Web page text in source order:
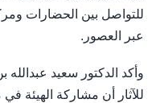
للتواصل بين الحضارات
عبر العصور.
وأكد الدكتور سعيد
للآثار أن مشاركة الهيئة